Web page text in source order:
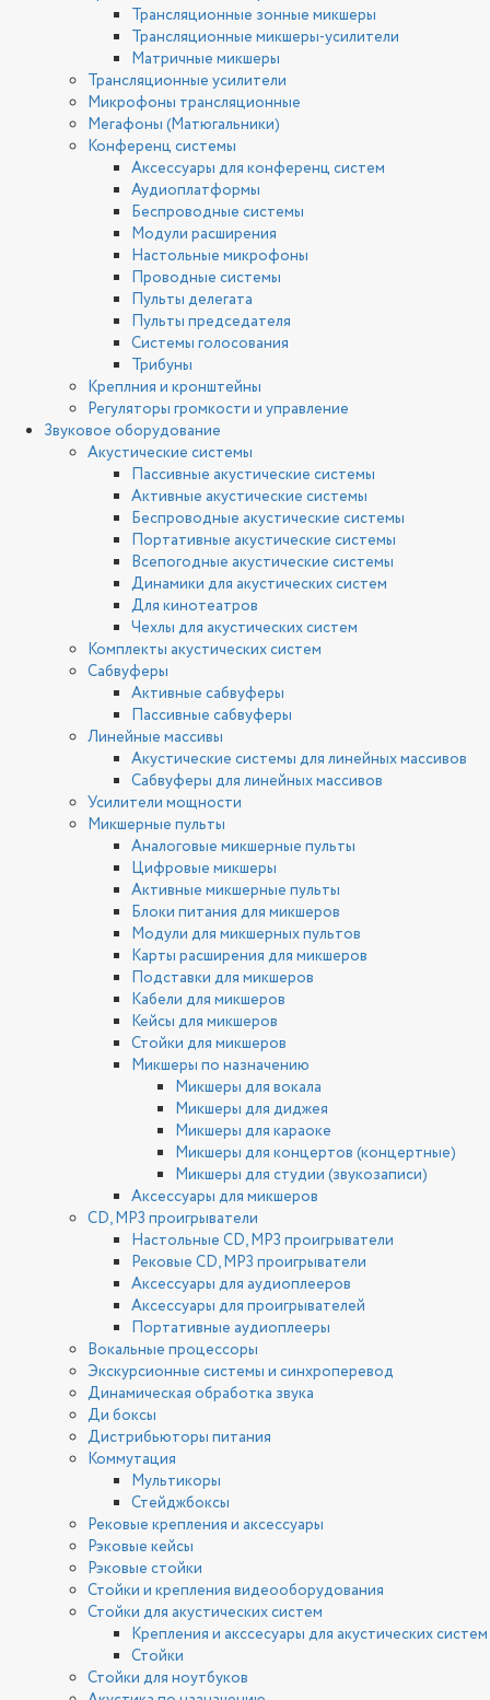
Трансляционные зонные микшеры
Трансляционные микшеры-усилители
Матричные микшеры
Трансляционные усилители
Микрофоны трансляционные
Мегафоны (Матюгальники)
Конференц системы
Аксессуары для конференц систем
Аудиоплатформы
Беспроводные системы
Модули расширения
Настольные микрофоны
Проводные системы
Пульты делегата
Пульты председателя
Системы голосования
Трибуны
Креплния и кронштейны
Регуляторы громкости и управление
Звуковое оборудование
Акустические системы
Пассивные акустические системы
Активные акустические системы
Беспроводные акустические системы
Портативные акустические системы
Всепогодные акустические системы
Динамики для акустических систем
Для кинотеатров
Чехлы для акустических систем
Комплекты акустических систем
Сабвуферы
Активные сабвуферы
Пассивные сабвуферы
Линейные массивы
Акустические системы для линейных массивов
Сабвуферы для линейных массивов
Усилители мощности
Микшерные пульты
Аналоговые микшерные пульты
Цифровые микшеры
Активные микшерные пульты
Блоки питания для микшеров
Модули для микшерных пультов
Карты расширения для микшеров
Подставки для микшеров
Кабели для микшеров
Кейсы для микшеров
Стойки для микшеров
Микшеры по назначению
Микшеры для вокала
Микшеры для диджея
Микшеры для караоке
Микшеры для концертов (концертные)
Микшеры для студии (звукозаписи)
Аксессуары для микшеров
CD, MP3 проигрыватели
Настольные CD, MP3 проигрыватели
Рековые CD, MP3 проигрыватели
Аксессуары для аудиоплееров
Аксессуары для проигрывателей
Портативные аудиоплееры
Вокальные процессоры
Экскурсионные системы и синхроперевод
Динамическая обработка звука
Ди боксы
Дистрибьюторы питания
Коммутация
Мультикоры
Стейджбоксы
Рековые крепления и аксессуары
Рэковые кейсы
Рэковые стойки
Стойки и крепления видеооборудования
Стойки для акустических систем
Крепления и акссесуары для акустических систем
Стойки
Стойки для ноутбуков